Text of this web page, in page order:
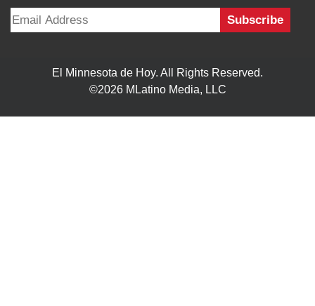
El Minnesota de Hoy. All Rights Reserved.
©2026 MLatino Media, LLC